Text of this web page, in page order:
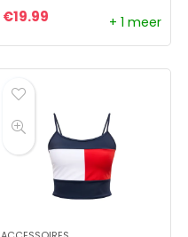
€19.99 + 1 meer